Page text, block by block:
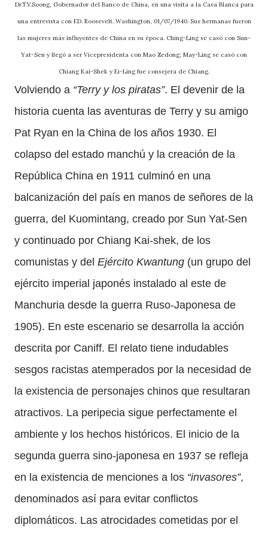
Dr.T.V.Soong, Gobernador del Banco de China, en una visita a la Casa Blanca para
una entrevista con F.D. Roosevelt. Washington, 01/07/1940. Sus hermanas fueron
las mujeres más influyentes de China en su época. Ching-Ling se casó con Sun-
Yat-Sen y llegó a ser Vicepresidenta con Mao Zedong; May-Ling se casó con
Chiang Kai-Shek y Ei-Ling fue consejera de Chiang.
Volviendo a “Terry y los piratas”. El devenir de la
historia cuenta las aventuras de Terry y su amigo
Pat Ryan en la China de los años 1930. El
colapso del estado manchú y la creación de la
República China en 1911 culminó en una
balcanización del país en manos de señores de la
guerra, del Kuomintang, creado por Sun Yat-Sen
y continuado por Chiang Kai-shek, de los
comunistas y del Ejército Kwantung (un grupo del
ejército imperial japonés instalado al este de
Manchuria desde la guerra Ruso-Japonesa de
1905). En este escenario se desarrolla la acción
descrita por Caniff. El relato tiene indudables
sesgos racistas atemperados por la necesidad de
la existencia de personajes chinos que resultaran
atractivos. La peripecia sigue perfectamente el
ambiente y los hechos históricos. El inicio de la
segunda guerra sino-japonesa en 1937 se refleja
en la existencia de menciones a los “invasores”,
denominados así para evitar conflictos
diplomáticos. Las atrocidades cometidas por el